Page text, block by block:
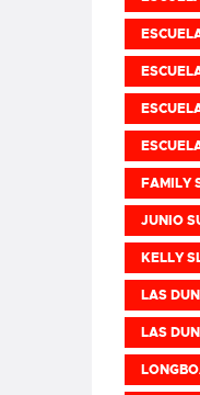
FAMILY
JUNIO
KELLY
LAS
LAS